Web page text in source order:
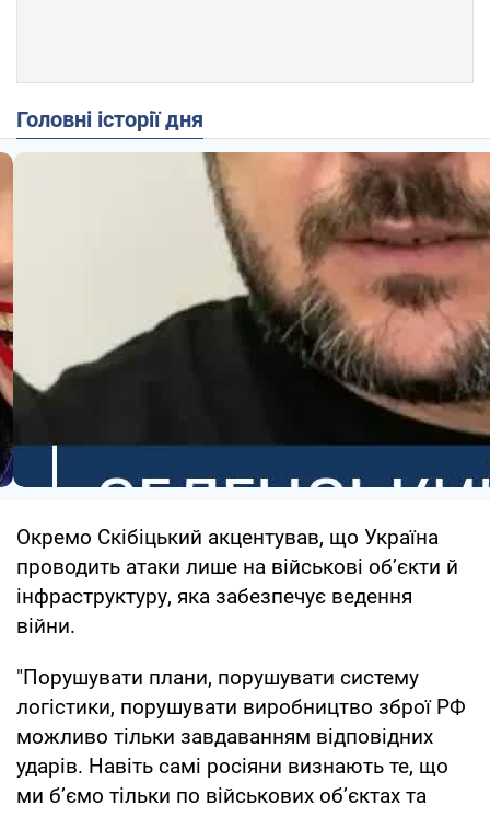
Головні історії дня
Окремо Скібіцький акцентував, що Україна
проводить атаки лише на військові об’єкти й
інфраструктуру, яка забезпечує ведення
війни.
"Порушувати плани, порушувати систему
логістики, порушувати виробництво зброї РФ
можливо тільки завдаванням відповідних
ударів. Навіть самі росіяни визнають те, що
ми б’ємо тільки по військових об’єктах та